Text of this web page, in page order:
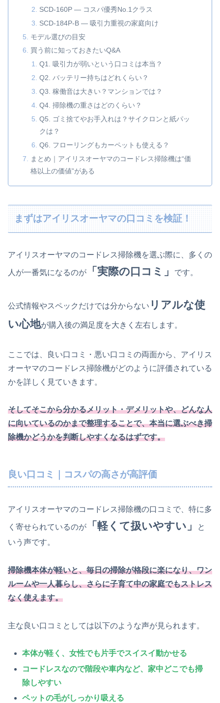
SCD-160P — コスパ優秀No.1クラス
SCD-184P-B — 吸引力重視の家庭向け
モデル選びの目安
買う前に知っておきたいQ&A
Q1. 吸引力が弱いという口コミは本当？
Q2. バッテリー持ちはどれくらい？
Q3. 稼働音は大きい？マンションでは？
Q4. 掃除機の重さはどのくらい？
Q5. ゴミ捨てやお手入れは？サイクロンと紙パッ
クは？
Q6. フローリングもカーペットも使える？
まとめ｜アイリスオーヤマのコードレス掃除機は“価
格以上の価値”がある
まずはアイリスオーヤマの口コミを検証！
アイリスオーヤマのコードレス掃除機を選ぶ際に、多くの
人が一番気になるのが 「実際の口コミ」 です。
公式情報やスペックだけでは分からない リアルな使
い心地が購入後の満足度を大きく左右します。
ここでは、良い口コミ・悪い口コミの両面から、アイリス
オーヤマのコードレス掃除機がどのように評価されている
かを詳しく見ていきます。
そしてそこから分かるメリット・デメリットや、どんな人
に向いているのかまで整理することで、本当に選ぶべき掃
除機かどうかを判断しやすくなるはずです。
良い口コミ｜コスパの高さが高評価
アイリスオーヤマのコードレス掃除機の口コミで、特に多
く寄せられているのが 「軽くて扱いやすい」
と
いう声です。
掃除機本体が軽いと、毎日の掃除が格段に楽になり、ワン
ルームや一人暮らし、さらに子育て中の家庭でもストレス
なく使えます。
主な良い口コミとしては以下のような声が見られます。
本体が軽く、女性でも片手でスイスイ動かせる
コードレスなので階段や車内など、家中どこでも掃
除しやすい
ペットの毛がしっかり吸える